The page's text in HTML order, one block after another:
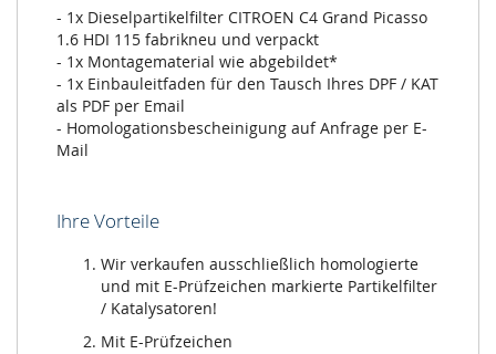
- 1x Dieselpartikelfilter CITROEN C4 Grand Picasso
1.6 HDI 115 fabrikneu und verpackt
- 1x Montagematerial wie abgebildet*
- 1x Einbauleitfaden für den Tausch Ihres DPF / KAT
als PDF per Email
- Homologationsbescheinigung auf Anfrage per E-
Mail
Ihre Vorteile
Wir verkaufen ausschließlich homologierte
und mit E-Prüfzeichen markierte Partikelfilter
/ Katalysatoren!
Mit E-Prüfzeichen